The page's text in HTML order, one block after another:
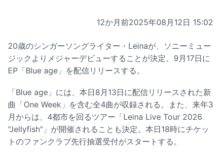
12か月前2025年08月12日 15:02
20歳のシンガーソングライター・Leinaが、ソニーミュー
ジックよりメジャーデビューすることが決定。9月17日に
EP「Blue age」を配信リリースする。
「Blue age」には、本日8月13日に配信リリースされた新
曲「One Week」を含む全4曲が収録される。また、来年3
月からは、4都市を回るツアー「Leina Live Tour 2026
"Jellyfish"」が開催されることも決定。本日18時にチケッ
トのファンクラブ先行抽選受付がスタートする。